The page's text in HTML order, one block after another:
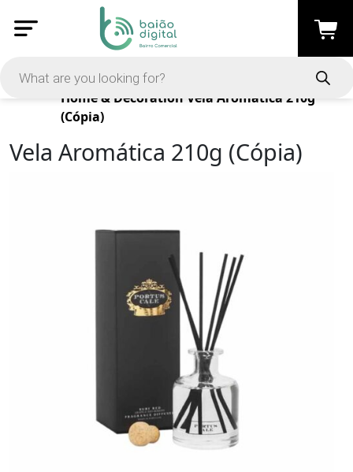
Products
Home & Decoration Vela Aromática 210g
(Cópia)
Vela Aromática 210g (Cópia)